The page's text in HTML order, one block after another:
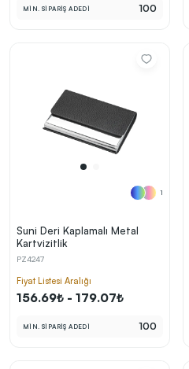
MİN. SİPARİŞ ADEDİ 100
1
Suni Deri Kaplamalı Metal
Kartvizitlik
PZ4247
Fiyat Listesi Aralığı
156.69₺ - 179.07₺
MİN. SİPARİŞ ADEDİ 100